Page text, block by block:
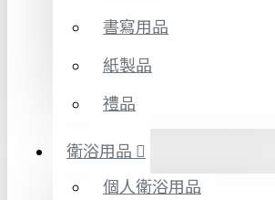
書寫用品
紙製品
禮品
衛浴用品
個人衛浴用品